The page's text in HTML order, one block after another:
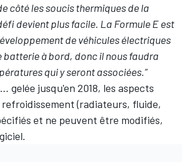
côté les soucis thermiques de la
devient plus facile. La Formule E est
de véhicules électriques
batterie à bord, donc il nous faudra
qui y seront associées.”
gelée jusqu'en 2018, les aspects
refroidissement (radiateurs, fluide,
et ne peuvent être modifiés,